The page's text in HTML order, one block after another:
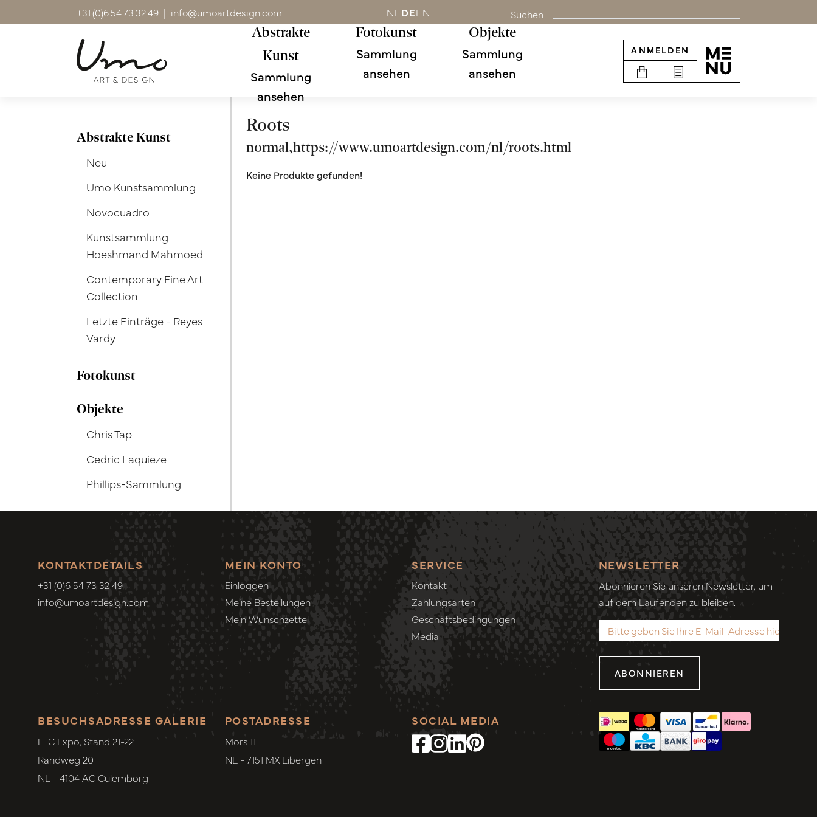
+31 (0)6 54 73 32 49 | info@umoartdesign.com NL DEEN Suchen
Abstrakte
Kunst
Sammlung
ansehen
Fotokunst
Sammlung
ansehen
Objekte
Sammlung
ansehen
ANMELDEN
Abstrakte Kunst
Neu
Umo Kunstsammlung
Novocuadro
Kunstsammlung
Hoeshmand Mahmoed
Contemporary Fine Art
Collection
Letzte Einträge - Reyes
Vardy
Fotokunst
Objekte
Chris Tap
Cedric Laquieze
Phillips-Sammlung
Roots
normal,https://www.umoartdesign.com/nl/roots.html
Keine Produkte gefunden!
KONTAKTDETAILS
+31 (0)6 54 73 32 49
info@umoartdesign.com
MEIN KONTO
Einloggen
Meine Bestellungen
Mein Wunschzettel
SERVICE
Kontakt
Zahlungsarten
Geschäftsbedingungen
Media
SOCIAL MEDIA
POSTADRESSE
Mors 11
NL - 7151 MX Eibergen
BESUCHSADRESSE GALERIE
ETC Expo, Stand 21-22
Randweg 20
NL - 4104 AC Culemborg
NEWSLETTER
Abonnieren Sie unseren Newsletter, um
auf dem Laufenden zu bleiben.
ABONNIEREN